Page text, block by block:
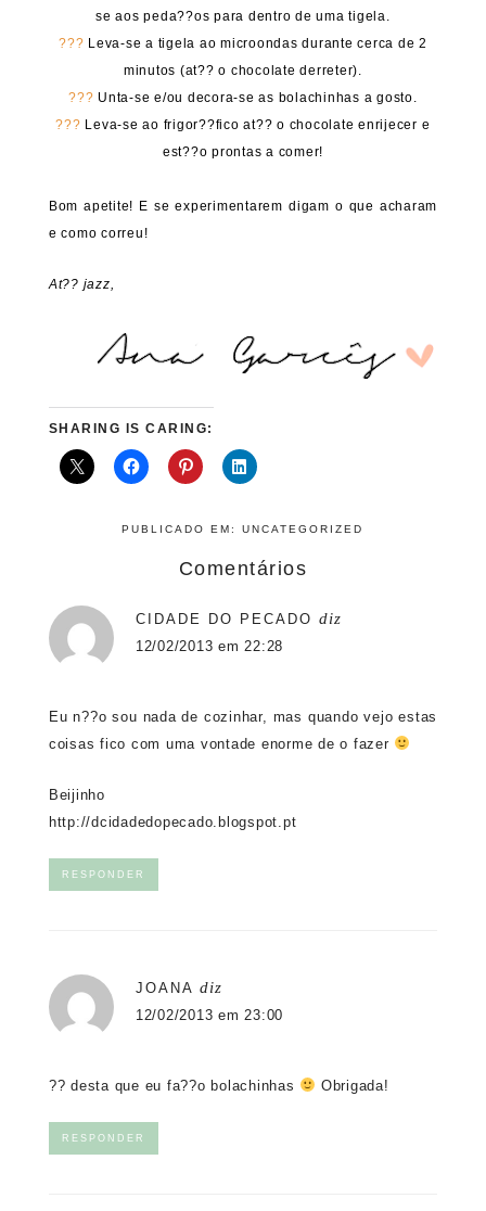
se aos peda??os para dentro de uma tigela.
??? Leva-se a tigela ao microondas durante cerca de 2
minutos (at?? o chocolate derreter).
??? Unta-se e/ou decora-se as bolachinhas a gosto.
??? Leva-se ao frigor??fico at?? o chocolate enrijecer e
est??o prontas a comer!
Bom apetite! E se experimentarem digam o que acharam
e como correu!
At?? jazz,
SHARING IS CARING:
PUBLICADO EM:UNCATEGORIZED
Comentários
CIDADE DO PECADO diz
12/02/2013 em 22:28
Eu n??o sou nada de cozinhar, mas quando vejo estas
coisas fico com uma vontade enorme de o fazer
Beijinho
http://dcidadedopecado.blogspot.pt
RESPONDER
JOANA diz
12/02/2013 em 23:00
?? desta que eu fa??o bolachinhas Obrigada!
RESPONDER